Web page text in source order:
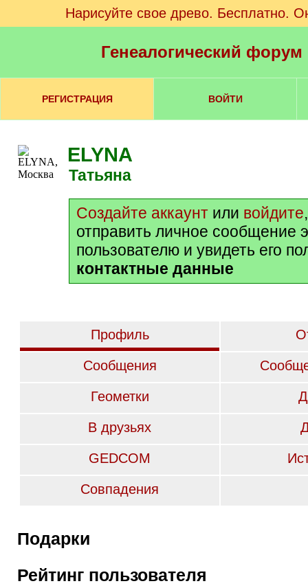
Нарисуйте свое древо. Бесплатно.
Генеалогический
РЕГИСТРАЦИЯ ВОЙТИ
ELYNA
Татьяна
Создайте аккаунт или войдите
отправить личное сообщение
пользователю и увидеть его
контактные данные
Профиль
Сообщения
Геометки
В друзьях
GEDCOM
Совпадения
Подарки
Рейтинг пользователя